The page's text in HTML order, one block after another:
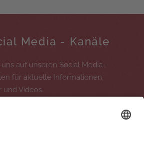
Media - Kanäle
auf unseren Social Media-
für aktuelle Informationen,
und Videos.